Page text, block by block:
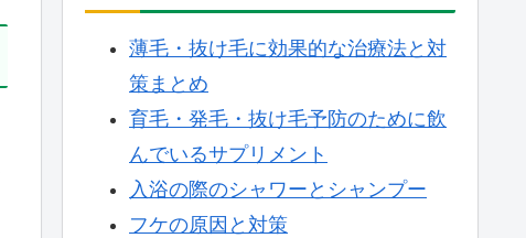
薄毛・抜け毛に効果的な治療法と対
策まとめ
育毛・発毛・抜け毛予防のために飲
んでいるサプリメント
入浴の際のシャワーとシャンプー
フケの原因と対策